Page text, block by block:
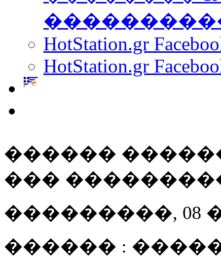
HotStation.gr
HotStation.gr
������
���
���������, 08
������ :